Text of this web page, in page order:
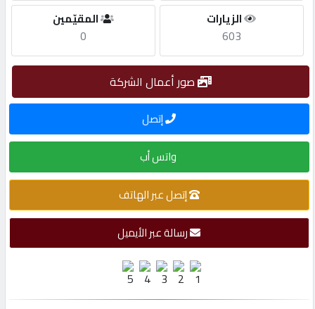
اشتراك
الاحصائيات
شركات
مميزة
المقيّمين
0
الزيارات
603
صور أعمال الشركة
إتصل
واتس أب
إتصل عبر الهاتف
رسالة عبر الأيميل